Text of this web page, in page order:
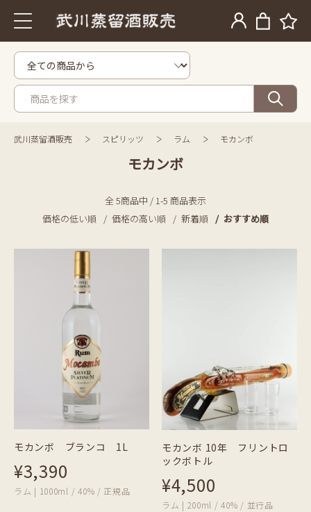
武川蒸留酒販売 スピリッツ ラム モカンボ
モカンボ
全 5商品中 / 1-5 商品表示
価格の低い順
価格の高い順 新着順 おすすめ順
モカンボ ブランコ 1L
¥3,390
ラム | 1000ml / 40% / 正規品
モカンボ 10年 フリントロ
ックボトル
¥4,500
ラム | 200ml / 40% / 並行品